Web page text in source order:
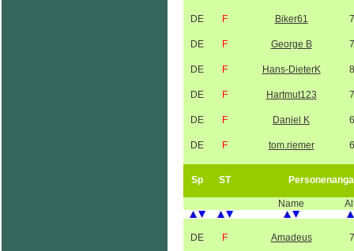
DE F Biker61
DE F George B
DE F Hans-DieterK
DE F Hartmut123
DE F Daniel K
DE F tom.riemer
Sp ST
Name
DE F Amadeus